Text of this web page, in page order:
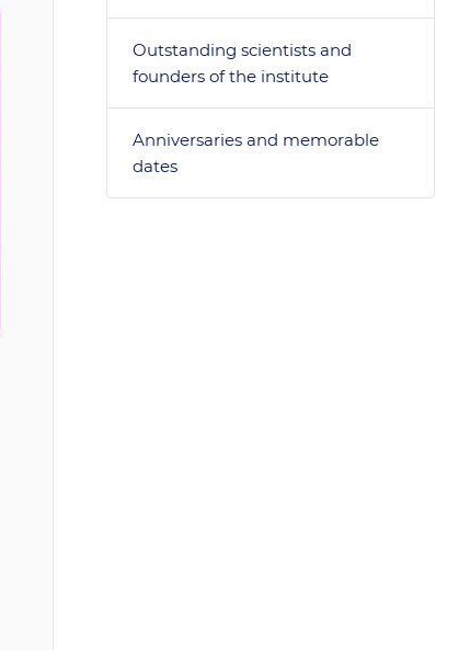
Outstanding scientists and
founders of the institute
Anniversaries and memorable
dates